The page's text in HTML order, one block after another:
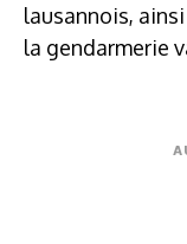
lausannois,
la gendarmerie